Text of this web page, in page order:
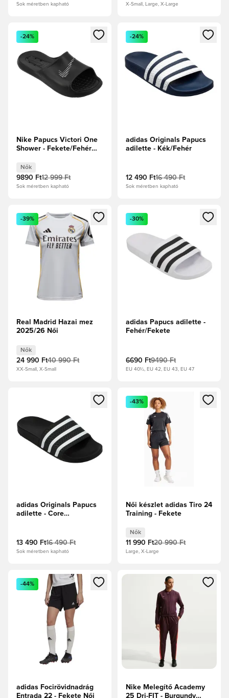
Sok méretben kapható X-Small, Large, X-Large
Megnyit egy modált a bejelentkezéshez vagy a tagként
-24%
Nike Papucs Victori One
Shower - Fekete/Fehér
Nők
9890 Ft12 999 Ft
Sok méretben kapható
Megnyit egy modált a
-24%
adidas Originals Papucs
adilette - Kék/Fehér
12 490 Ft16 490 Ft
Sok méretben kapható
Megnyit egy modált a bejelentkezéshez vagy a tagként
-39%
Real Madrid Hazai mez
2025/26 Női
Nők
24 990 Ft40 990 Ft
XX-Small, X-Small
Megnyit egy modált a
-30%
adidas Papucs adilette -
Fehér/Fekete
6690 Ft9490 Ft
EU 40½, EU 42, EU 43, EU 47
Megnyit egy modált a bejelentkezéshez vagy a tagként
adidas Originals Papucs
adilette - Core
13 490 Ft16 490 Ft
Sok méretben kapható
Megnyit egy modált a
-43%
Női készlet adidas Tiro 24
Training - Fekete
Nők
11 990 Ft20 990 Ft
Large, X-Large
Megnyit egy modált a bejelentkezéshez vagy a tagként
-44%
adidas Focirövidnadrág
Entrada 22 - Fekete Női
Megnyit egy modált a
Nike Melegítő Academy
25 Dri-FIT - Burgundy